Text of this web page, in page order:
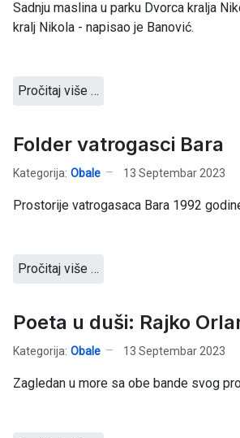
Sadnju maslina u parku Dvorca kralja
kralj Nikola - napisao je Banović.
Pročitaj više …
Folder vatrogasci Bara
Kategorija: Obale 13 Septembar 2023
Prostorije vatrogasaca Bara 1992
Pročitaj više …
Poeta u duši: Rajko
Kategorija: Obale 13 Septembar 2023
Zagledan u more sa obe bande svog